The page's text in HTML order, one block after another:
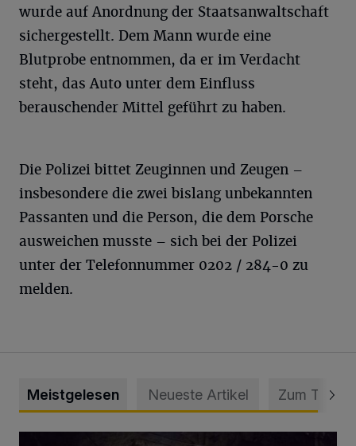
wurde auf Anordnung der Staatsanwaltschaft
sichergestellt. Dem Mann wurde eine
Blutprobe entnommen, da er im Verdacht
steht, das Auto unter dem Einfluss
berauschender Mittel geführt zu haben.
Die Polizei bittet Zeuginnen und Zeugen –
insbesondere die zwei bislang unbekannten
Passanten und die Person, die dem Porsche
ausweichen musste – sich bei der Polizei
unter der Telefonnummer 0202 / 284-0 zu
melden.
Meistgelesen Neueste Artikel Zum Thema